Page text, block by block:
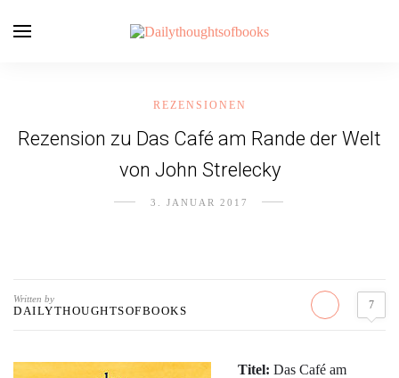
REZENSIONEN
Rezension zu Das Café am Rande der Welt
von John Strelecky
3. JANUAR 2017
Written by
DAILYTHOUGHTSOFBOOKS 7
Titel: Das Café am